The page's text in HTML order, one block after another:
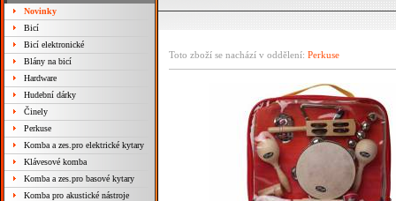
Novinky
Bicí
Bicí elektronické
Blány na bicí
Hardware
Hudební dárky
Činely
Perkuse
Komba a zes.pro elektrické kytary
Klávesové komba
Komba a zes.pro basové kytary
Komba pro akustické nástroje
Toto zboží se nachází v oddělení: Perkuse